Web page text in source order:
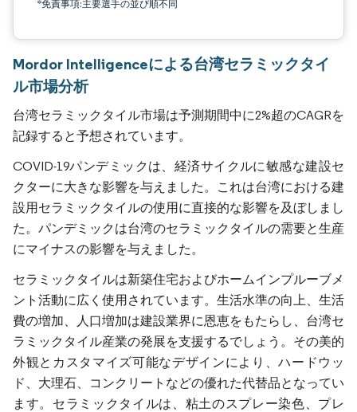
*免責事項:主要選手の並び順不同
Mordor Intelligenceによる台湾セラミックタイ
ル市場分析
台湾セラミックタイル市場は予測期間中に2%超のCAGRを
記録すると予想されています。
COVID-19パンデミックは、経済サイクルに敏感な建設セ
クターに大きな影響を与えました。これは台湾における建
設用セラミックタイルの使用に直接的な影響を及ぼしまし
た。パンデミックは台湾のセラミックタイルの需要と生産
にマイナスの影響を与えました。
セラミックタイルは新築住宅およびホームインプルーブメ
ント活動に広く使用されています。生活水準の向上、生活
費の増加、人口増加は建設業界に恩恵をもたらし、台湾セ
ラミックタイル産業の発展を支援するでしょう。その美的
外観とカスタマイズ可能なデザインにより、ハードウッ
ド、大理石、コンクリートなどの優れた代替品となってい
ます。セラミックタイルは、粘土のスプレー染色、プレ